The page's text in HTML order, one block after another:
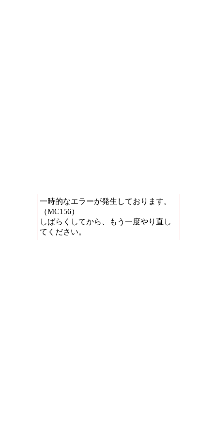
一時的なエラーが発生しております。
（MC156）
しばらくしてから、もう一度やり直し
てください。